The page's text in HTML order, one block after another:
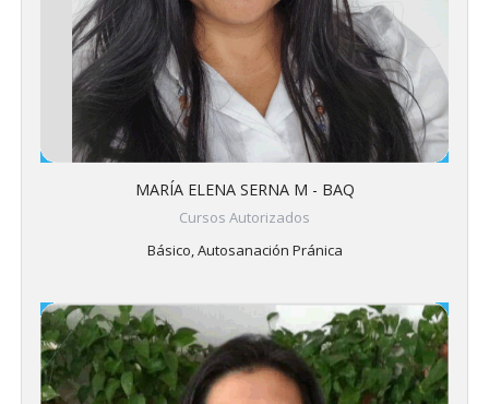
MARÍA ELENA SERNA M - BAQ
Cursos Autorizados
Básico, Autosanación Pránica